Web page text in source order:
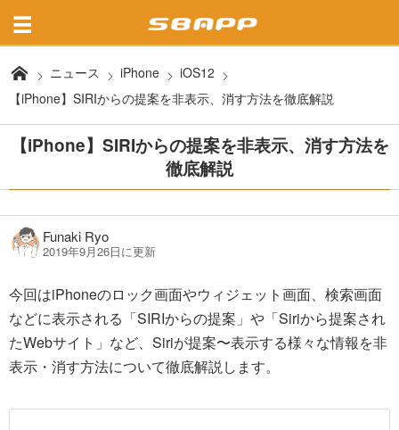
ニュース iPhone
iOS12
【iPhone】SIRIからの提案を非表示、消す方法を徹底解説
【iPhone】SIRIからの提案を非表示、消す方法を
徹底解説
Funaki Ryo
2019年9月26日に更新
今回はiPhoneのロック画面やウィジェット画面、検索画面
などに表示される「SIRIからの提案」や「Siriから提案され
たWebサイト」など、Siriが提案〜表示する様々な情報を非
表示・消す方法について徹底解説します。